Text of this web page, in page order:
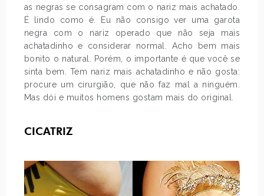
as negras se consagram com o nariz mais achatado.
É lindo como é. Eu não consigo ver uma garota
negra com o nariz operado que não seja mais
achatadinho e considerar normal. Acho bem mais
bonito o natural. Porém, o importante é que você se
sinta bem. Tem nariz mais achatadinho e não gosta:
procure um cirurgião, que não faz mal a ninguém.
Mas dói e muitos homens gostam mais do original.
CICATRIZ